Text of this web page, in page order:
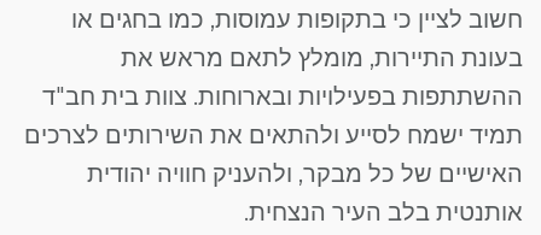
חשוב לציין כי בתקופות עמוסות, כמו בחגים או
בעונת התיירות, מומלץ לתאם מראש את
ההשתתפות בפעילויות ובארוחות. צוות בית חב"ד
תמיד ישמח לסייע ולהתאים את השירותים לצרכים
האישיים של כל מבקר, ולהעניק חוויה יהודית
אותנטית בלב העיר הנצחית.